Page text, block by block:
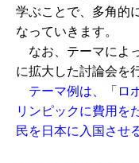
学ぶことで、多角的
なっていきます。
なお、テーマによ
に拡大した討論会を
テーマ例は、「ロ
リンピックに費用を
民を日本に入国させ